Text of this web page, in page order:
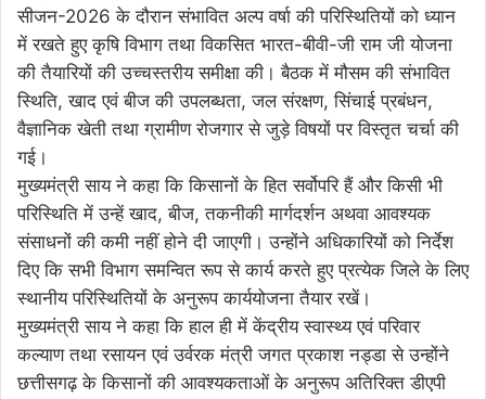
सीजन-2026 के दौरान संभावित अल्प वर्षा की परिस्थितियों को ध्यान
में रखते हुए कृषि विभाग तथा विकसित भारत-बीवी-जी राम जी योजना
की तैयारियों की उच्चस्तरीय समीक्षा की। बैठक में मौसम की संभावित
स्थिति, खाद एवं बीज की उपलब्धता, जल संरक्षण, सिंचाई प्रबंधन,
वैज्ञानिक खेती तथा ग्रामीण रोजगार से जुड़े विषयों पर विस्तृत चर्चा की
गई।
मुख्यमंत्री साय ने कहा कि किसानों के हित सर्वोपरि हैं और किसी भी
परिस्थिति में उन्हें खाद, बीज, तकनीकी मार्गदर्शन अथवा आवश्यक
संसाधनों की कमी नहीं होने दी जाएगी। उन्होंने अधिकारियों को निर्देश
दिए कि सभी विभाग समन्वित रूप से कार्य करते हुए प्रत्येक जिले के लिए
स्थानीय परिस्थितियों के अनुरूप कार्ययोजना तैयार रखें।
मुख्यमंत्री साय ने कहा कि हाल ही में केंद्रीय स्वास्थ्य एवं परिवार
कल्याण तथा रसायन एवं उर्वरक मंत्री जगत प्रकाश नड्डा से उन्होंने
छत्तीसगढ़ के किसानों की आवश्यकताओं के अनुरूप अतिरिक्त डीएपी